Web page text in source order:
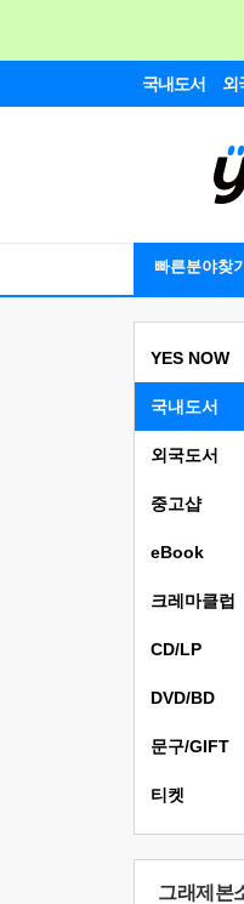
국내도서 외
빠른분야찾기
YES NOW
국내도서
외국도서
중고샵
eBook
크레마클럽
CD/LP
DVD/BD
문구/GIFT
티켓
그래제본